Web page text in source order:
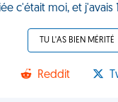
c'était moi, et j'avais
TU L'AS BIEN MÉRITÉ
Reddit